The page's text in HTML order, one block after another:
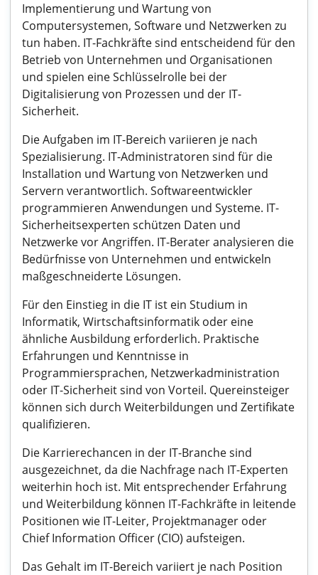
Implementierung und Wartung von
Computersystemen, Software und Netzwerken zu
tun haben. IT-Fachkräfte sind entscheidend für den
Betrieb von Unternehmen und Organisationen
und spielen eine Schlüsselrolle bei der
Digitalisierung von Prozessen und der IT-
Sicherheit.
Die Aufgaben im IT-Bereich variieren je nach
Spezialisierung. IT-Administratoren sind für die
Installation und Wartung von Netzwerken und
Servern verantwortlich. Softwareentwickler
programmieren Anwendungen und Systeme. IT-
Sicherheitsexperten schützen Daten und
Netzwerke vor Angriffen. IT-Berater analysieren die
Bedürfnisse von Unternehmen und entwickeln
maßgeschneiderte Lösungen.
Für den Einstieg in die IT ist ein Studium in
Informatik, Wirtschaftsinformatik oder eine
ähnliche Ausbildung erforderlich. Praktische
Erfahrungen und Kenntnisse in
Programmiersprachen, Netzwerkadministration
oder IT-Sicherheit sind von Vorteil. Quereinsteiger
können sich durch Weiterbildungen und Zertifikate
qualifizieren.
Die Karrierechancen in der IT-Branche sind
ausgezeichnet, da die Nachfrage nach IT-Experten
weiterhin hoch ist. Mit entsprechender Erfahrung
und Weiterbildung können IT-Fachkräfte in leitende
Positionen wie IT-Leiter, Projektmanager oder
Chief Information Officer (CIO) aufsteigen.
Das Gehalt im IT-Bereich variiert je nach Position